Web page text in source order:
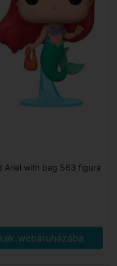
Ariel with bag 563 figura
webáruházába